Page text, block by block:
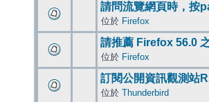
請問流覽網頁時，按
位於 Firefox
請推薦 Firefox 56.0
位於 Firefox
訂閱公開資訊觀測站
位於 Thunderbird